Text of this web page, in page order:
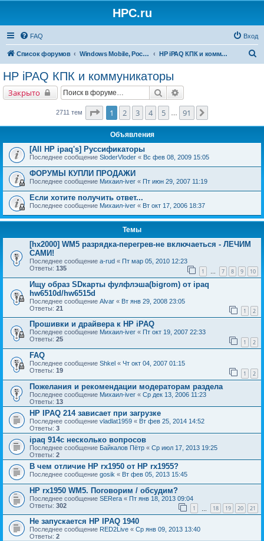
HPC.ru
FAQ Вход
Список форумов Windows Mobile, Pocket PC, MS Smartphone HP iPAQ КПК и коммуникаторы
HP iPAQ КПК и коммуникаторы
Закрыто Поиск
2711 тем Страница1 из
1 2 3 4 5 91
Объявления
[All HP ipaq's] Руссификаторы
Последнее сообщение SloderVloder « Вс фев 08, 2009 15:05
ФОРУМЫ КУПЛИ ПРОДАЖИ
Последнее сообщение Михаил-iver « Пт июн 29, 2007 11:19
Если хотите получить ответ...
Последнее сообщение Михаил-iver « Вт окт 17, 2006 18:37
Темы
[hx2000] WM5 разрядка-перегрев-не включаеться - ЛЕЧИМ
САМИ!
Последнее сообщение a-rud « Пт мар 05, 2010 12:23
Ответы: 135 1 … 7 8 9 10
Ищу образ SDкарты фулфлэша(bigrom) от ipaq
hw6510d/hw6515d
Последнее сообщение Alvar « Вт янв 29, 2008 23:05
Ответы: 21 1 2
Прошивки и драйвера к НР iPAQ
Последнее сообщение Михаил-iver « Пт окт 19, 2007 22:33
Ответы: 25 1 2
FAQ
Последнее сообщение Shkel « Чт окт 04, 2007 01:15
Ответы: 19 1 2
Пожелания и рекомендации модераторам раздела
Последнее сообщение Михаил-iver « Ср дек 13, 2006 11:23
Ответы: 13
HP IPAQ 214 зависает при загрузке
Последнее сообщение vladlat1959 « Вт фев 25, 2014 14:52
Ответы: 3
ipaq 914c несколько вопросов
Последнее сообщение Байкалов Пётр « Ср июл 17, 2013 19:25
Ответы: 2
В чем отличие HP rx1950 от HP rx1955?
Последнее сообщение gosik « Вт фев 05, 2013 15:45
HP rx1950 WM5. Поговорим / обсудим?
Последнее сообщение SERега « Пт янв 18, 2013 09:04
Ответы: 302 1 18 19 20 21
Не запускается HP IPAQ 1940
Последнее сообщение RED2Live « Ср янв 09, 2013 13:40
Ответы: 2